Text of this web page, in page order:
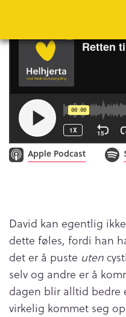
Apple Podcast
David kan egentlig
dette føles, fordi han
det er å puste uten
selv og andre er å
dagen blir alltid bedre
virkelig kommet seg